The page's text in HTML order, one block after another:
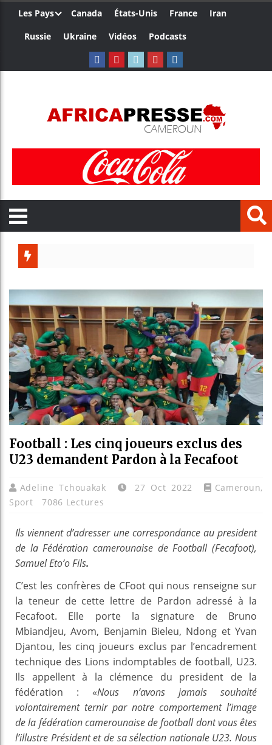
Les Pays Canada États-Unis France
Iran
Russie
Ukraine Vidéos Podcasts
Bénin
Football : Les cinq joueurs exclus des
U23 demandent Pardon à la Fecafoot
Adeline Tchouakak 27 Oct 2022 Cameroun,
Sport
7086 Lectures
Ils viennent d’adresser une correspondance au president
de la Fédération camerounaise de Football (Fecafoot),
Samuel Eto’o Fils.
C’est les confrères de CFoot qui nous renseigne sur
la teneur de cette lettre de Pardon adressé à la
Fecafoot. Elle porte la signature de Bruno
Mbiandjeu, Avom, Benjamin Bieleu, Ndong et Yvan
Djantou, les cinq joueurs exclus par l’encadrement
technique des Lions indomptables de football, U23.
Ils appellent à la clémence du president de la
fédération : «Nous n’avons jamais souhaité
volontairement ternir par notre comportement l’image
de la fédération camerounaise de football dont vous êtes
l’illustre Président et de sa sélection nationale U23. Nous